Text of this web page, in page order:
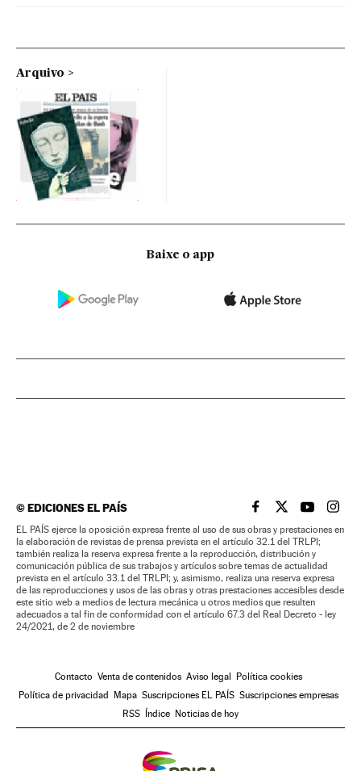
Arquivo
Baixe o app
©EDICIONES EL PAÍS EL PAÍS BRASIL EN
EL PAÍSEL PAÍS
EL
EL PAÍS ejerce la oposición expresa frente al uso de sus obras y prestaciones en
la elaboración de revistas de prensa prevista en el artículo 32.1 del TRLPI;
también realiza la reserva expresa frente a la reproducción, distribución y
comunicación pública de sus trabajos y artículos sobre temas de actualidad
prevista en el artículo 33.1 del TRLPI; y, asimismo, realiza una reserva expresa
de las reproducciones y usos de las obras y otras prestaciones accesibles desde
este sitio web a medios de lectura mecánica u otros medios que resulten
adecuados a tal fin de conformidad con el artículo 67.3 del Real Decreto - ley
24/2021, de 2 de noviembre
Contacto Venta de contenidos Aviso legal
Política cookies
Política de privacidad
Mapa Suscripciones EL PAÍS Suscripciones empresas
RSS
Índice Noticias de hoy